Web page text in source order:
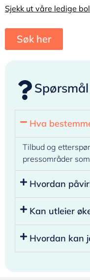
Sjekk ut våre ledige
Søk her
Hva
Tilbud og
pressområder
Hvordan
Kan utleier
Hvordan kan